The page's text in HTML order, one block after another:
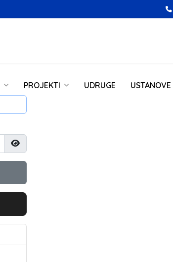
PROJEKTI UDRUGE USTANOVE
Prikaži lozinku